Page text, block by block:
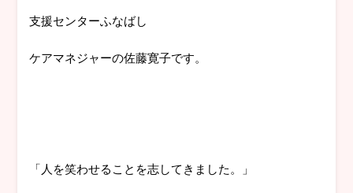
支援センターふなばし
ケアマネジャーの佐藤寛子です。
「人を笑わせることを志してきました。」